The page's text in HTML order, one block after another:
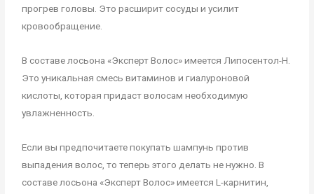
прогрев головы. Это расширит сосуды и усилит
кровообращение.
В составе лосьона «Эксперт Волос» имеется Липосентол-Н.
Это уникальная смесь витаминов и гиалуроновой
кислоты, которая придаст волосам необходимую
увлажненность.
Если вы предпочитаете покупать шампунь против
выпадения волос, то теперь этого делать не нужно. В
составе лосьона «Эксперт Волос» имеется L-карнитин,